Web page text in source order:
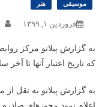
موسیقی هنر
فروردین ۱, ۱۳۹۹
به گزارش پیلانو مرکز
که تاریخ اعتبار آن­ها تا آخر سال ۹۸ است، به مدت سه ماه تمدید